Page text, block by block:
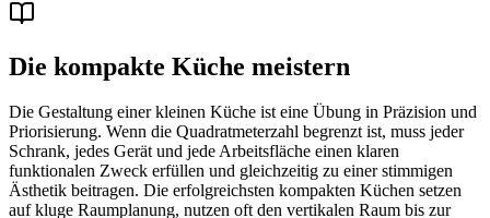
Die kompakte Küche meistern
Die Gestaltung einer kleinen Küche ist eine Übung in Präzision und
Priorisierung. Wenn die Quadratmeterzahl begrenzt ist, muss jeder
Schrank, jedes Gerät und jede Arbeitsfläche einen klaren
funktionalen Zweck erfüllen und gleichzeitig zu einer stimmigen
Ästhetik beitragen. Die erfolgreichsten kompakten Küchen setzen
auf kluge Raumplanung, nutzen oft den vertikalen Raum bis zur